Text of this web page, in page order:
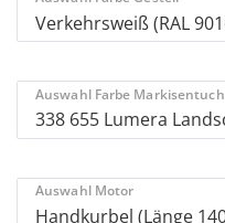
Auswahl Farbe Markisentuch
Auswahl Motor